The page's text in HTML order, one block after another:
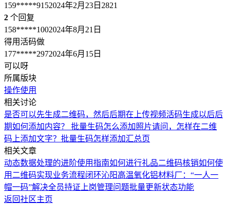
159*****9152024年2月23日 2821
2 个回复
158*****1002024年8月21日
得用活码做
177*****2972024年6月15日
可以呀
所属版块
操作使用
相关讨论
是否可以先生成二维码，然后后期在上传视频活码生成以后后
期如何添加内容？ 批量生码怎么添加照片请问，怎样在二维
码上添加文字？ 批量生码怎样添加汇总页
相关文章
动态数据处理的进阶使用指南如何进行礼品二维码核销如何使
用二维码实现业务流程闭环沁阳高温氧化铝材料厂：“一人一
帽一码”解决全员持证上岗管理问题批量更新状态功能
返回社区主页